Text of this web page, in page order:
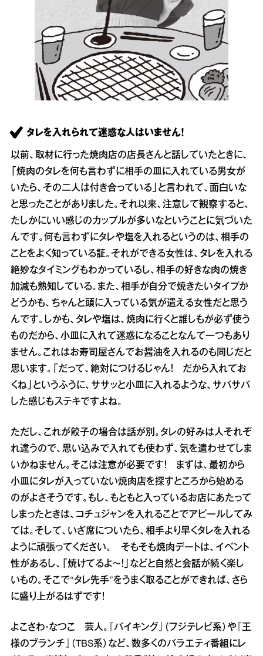
タレを入れられて迷惑な人はいません！
以前、取材に行った焼肉店の店長さんと話していたときに、
「焼肉のタレを何も言わずに相手の皿に入れている男女が
いたら、その二人は付き合っている」と言われて、面白いな
と思ったことがありました。それ以来、注意して観察すると、
たしかにいい感じのカップルが多いなということに気づいた
んです。何も言わずにタレや塩を入れるというのは、相手の
ことをよく知っている証。それができる女性は、タレを入れる
絶妙なタイミングもわかっているし、相手の好きな肉の焼き
加減も熟知している。また、相手が自分で焼きたいタイプか
どうかも、ちゃんと頭に入っている気が遣える女性だと思う
んです。しかも、タレや塩は、焼肉に行くと誰しもが必ず使う
ものだから、小皿に入れて迷惑になることなんて一つもあり
ません。これはお寿司屋さんでお醤油を入れるのも同じだと
思います。「だって、絶対につけるじゃん！ だから入れてお
くね」というふうに、ササッと小皿に入れるような、サバサバ
した感じもステキですよね。
ただし、これが餃子の場合は話が別。タレの好みは人それぞ
れ違うので、思い込みで入れても使わず、気を遣わせてしま
いかねません。そこは注意が必要です！ まずは、最初から
小皿にタレが入っていない焼肉店を探すところから始める
のがよさそうです。もし、もともと入っているお店にあたって
しまったときは、コチュジャンを入れることでアピールしてみ
ては。そして、いざ席についたら、相手より早くタレを入れる
ように頑張ってください。 そもそも焼肉デートは、イベント
性があるし、「焼けてるよ～！」などと自然と会話が続く楽し
いもの。そこで“タレ先手”をうまく取ることができれば、さら
に盛り上がるはずです！
よこさわ・なつこ 芸人。『バイキング』（フジテレビ系）や『王
様のブランチ』（TBS系）など、数多くのバラエティ番組にレ